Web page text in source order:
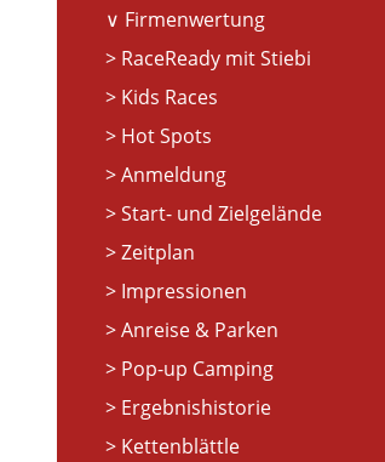
Firmenwertung
RaceReady mit Stiebi
Kids Races
Hot Spots
Anmeldung
Start- und Zielgelände
Zeitplan
Impressionen
Anreise & Parken
Pop-up Camping
Ergebnishistorie
Kettenblättle